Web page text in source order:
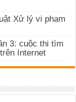
Xử lý vi phạm
3: cuộc thi tìm
Internet